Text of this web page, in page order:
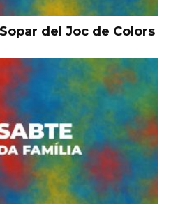
del Joc de Colors